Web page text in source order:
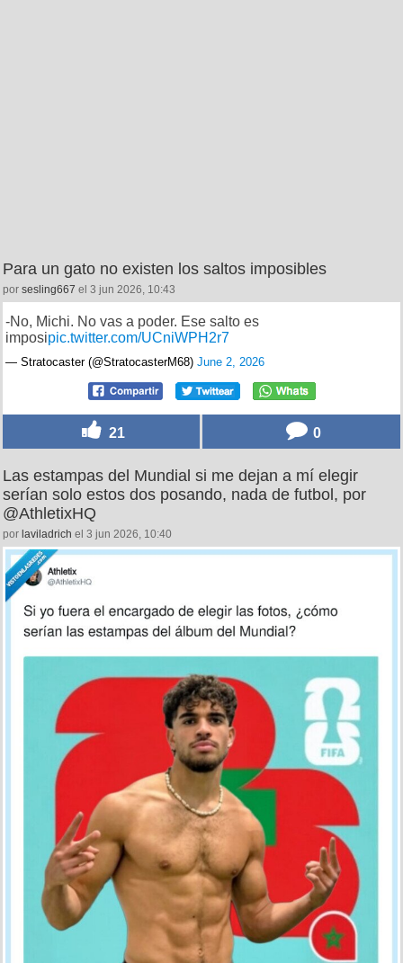
Para un gato no existen los saltos imposibles
por sesling667 el 3 jun 2026, 10:43
-No, Michi. No vas a poder. Ese salto es
imposipic.twitter.com/UCniWPH2r7
— Stratocaster (@StratocasterM68) June 2, 2026
21 0
Las estampas del Mundial si me dejan a mí elegir
serían solo estos dos posando, nada de futbol, por
@AthletixHQ
por laviladrich el 3 jun 2026, 10:40